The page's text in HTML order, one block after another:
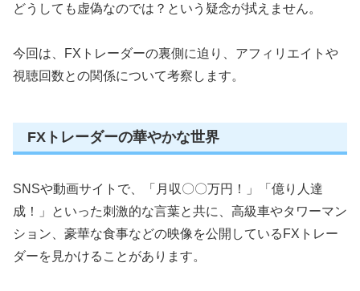
どうしても虚偽なのでは？という疑念が拭えません。
今回は、FXトレーダーの裏側に迫り、アフィリエイトや
視聴回数との関係について考察します。
FXトレーダーの華やかな世界
SNSや動画サイトで、「月収〇〇万円！」「億り人達
成！」といった刺激的な言葉と共に、高級車やタワーマン
ション、豪華な食事などの映像を公開しているFXトレー
ダーを見かけることがあります。